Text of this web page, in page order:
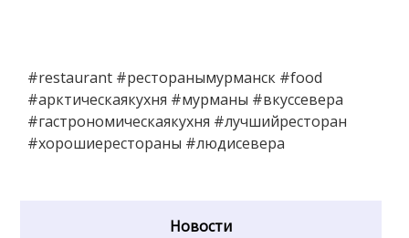
#restaurant #ресторанымурманск #food
#арктическаякухня #мурманы #вкуссевера
#гастрономическаякухня #лучшийресторан
#хорошиерестораны #людисевера
Новости